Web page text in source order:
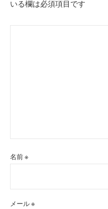
ン
いる欄は必須項目です
名前※
メール※